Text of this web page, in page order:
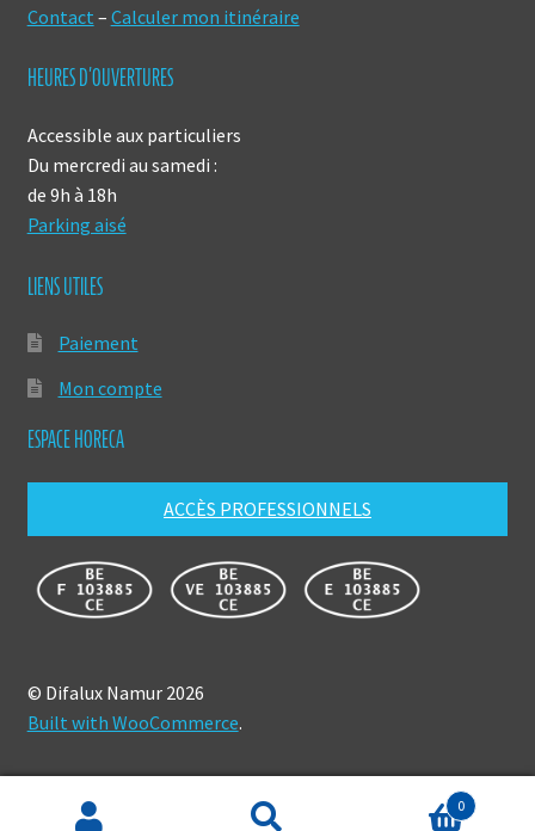
Contact – Calculer mon itinéraire
HEURES D’OUVERTURES
Accessible aux particuliers
Du mercredi au samedi :
de 9h à 18h
Parking aisé
LIENS UTILES
Paiement
Mon compte
ESPACE HORECA
ACCÈS PROFESSIONNELS
© Difalux Namur 2026
Built with WooCommerce.
0